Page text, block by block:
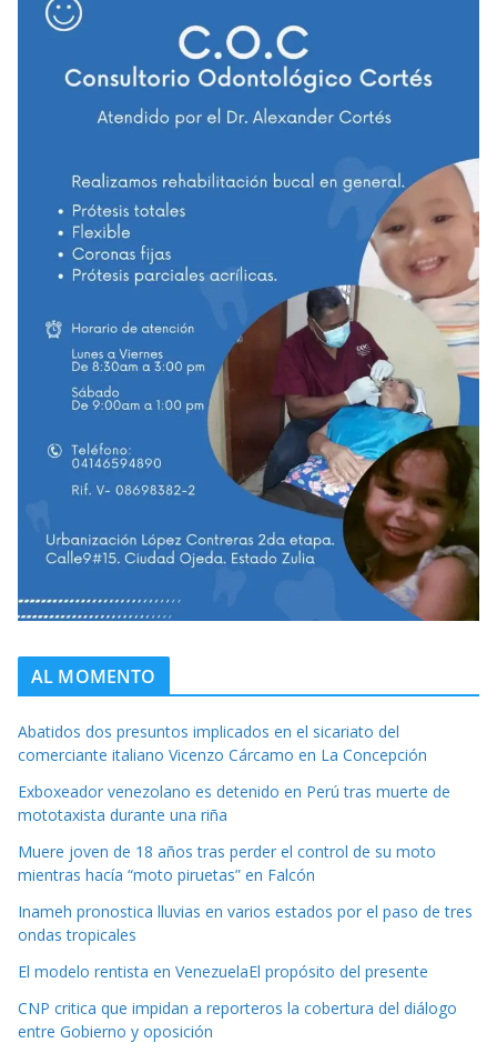
AL MOMENTO
Abatidos dos presuntos implicados en el sicariato del
comerciante italiano Vicenzo Cárcamo en La Concepción
Exboxeador venezolano es detenido en Perú tras muerte de
mototaxista durante una riña
Muere joven de 18 años tras perder el control de su moto
mientras hacía “moto piruetas” en Falcón
Inameh pronostica lluvias en varios estados por el paso de tres
ondas tropicales
El modelo rentista en VenezuelaEl propósito del presente
CNP critica que impidan a reporteros la cobertura del diálogo
entre Gobierno y oposición